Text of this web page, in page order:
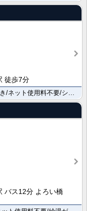
徒歩7分
バス12分 よろい橋